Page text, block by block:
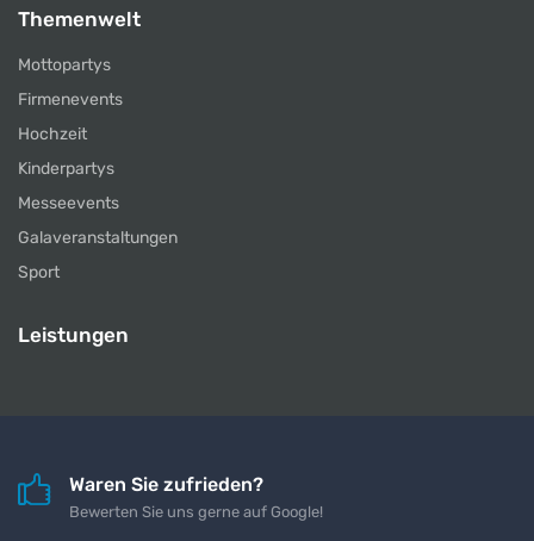
Themenwelt
Mottopartys
Firmenevents
Hochzeit
Kinderpartys
Messeevents
Galaveranstaltungen
Sport
Leistungen
Waren Sie zufrieden?
Bewerten Sie uns gerne auf Google!